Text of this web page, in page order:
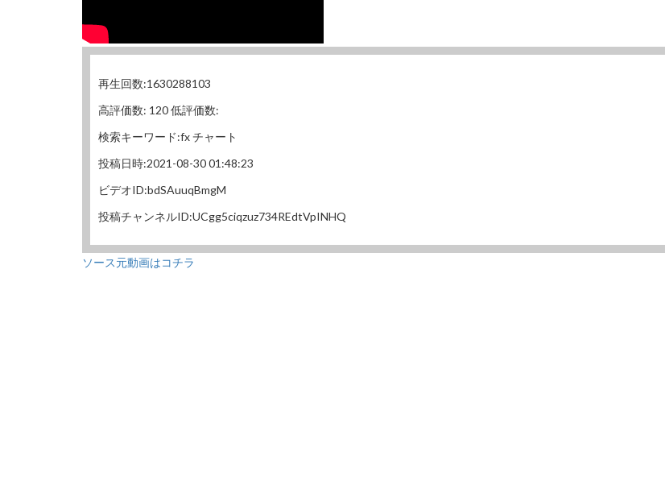
再生回数:1630288103
高評価数: 120 低評価数:
検索キーワード:fx チャート
投稿日時:2021-08-30 01:48:23
ビデオID:bdSAuuqBmgM
投稿チャンネルID:UCgg5ciqzuz734REdtVpINHQ
ソース元動画はコチラ